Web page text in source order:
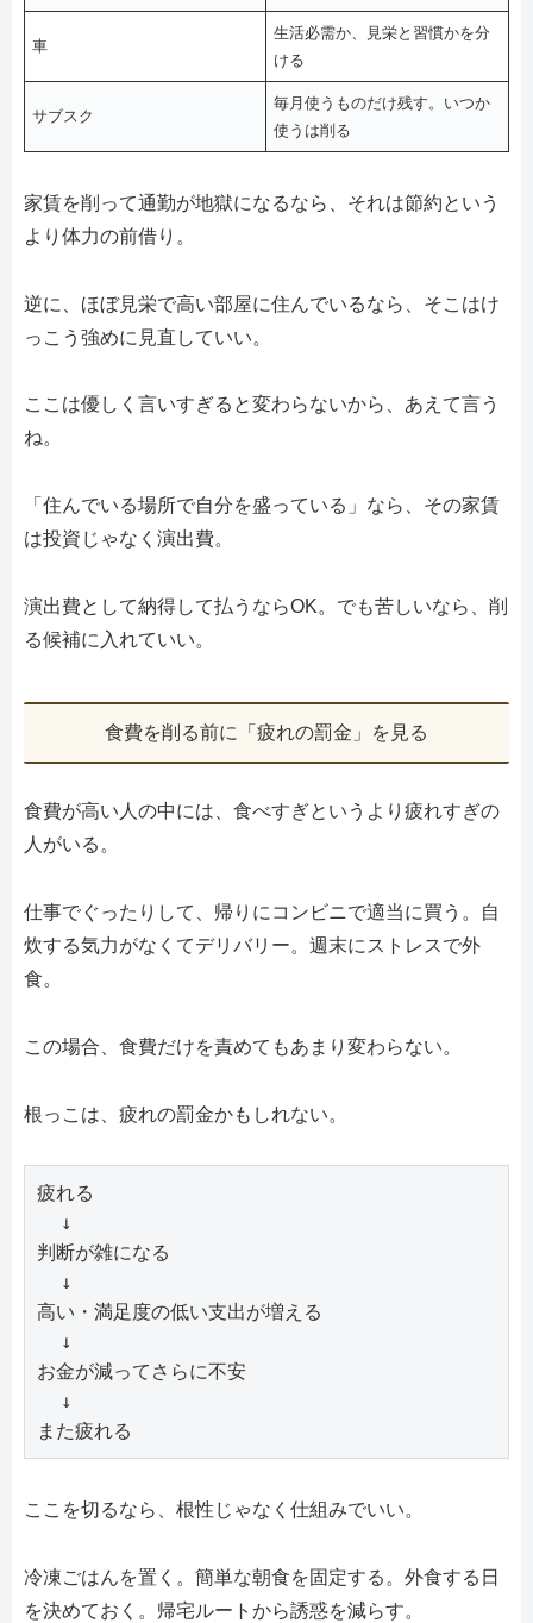
車
生活必需か、見栄と習慣かを分
ける
サブスク
毎月使うものだけ残す。いつか
使うは削る
家賃を削って通勤が地獄になるなら、それは節約という
より体力の前借り。
逆に、ほぼ見栄で高い部屋に住んでいるなら、そこはけ
っこう強めに見直していい。
ここは優しく言いすぎると変わらないから、あえて言う
ね。
「住んでいる場所で自分を盛っている」なら、その家賃
は投資じゃなく演出費。
演出費として納得して払うならOK。でも苦しいなら、削
る候補に入れていい。
食費を削る前に「疲れの罰金」を見る
食費が高い人の中には、食べすぎというより疲れすぎの
人がいる。
仕事でぐったりして、帰りにコンビニで適当に買う。自
炊する気力がなくてデリバリー。週末にストレスで外
食。
この場合、食費だけを責めてもあまり変わらない。
根っこは、疲れの罰金かもしれない。
疲れる
判断が雑になる
高い・満足度の低い支出が増える
お金が減ってさらに不安
また疲れる
ここを切るなら、根性じゃなく仕組みでいい。
冷凍ごはんを置く。簡単な朝食を固定する。外食する日
を決めておく。帰宅ルートから誘惑を減らす。